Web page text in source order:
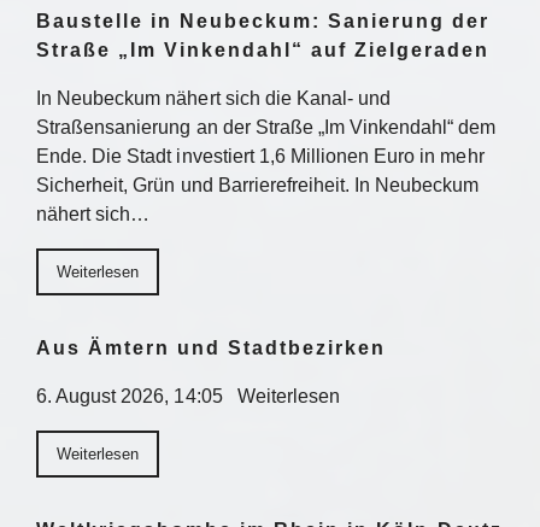
Baustelle in Neubeckum: Sanierung der
Straße „Im Vinkendahl“ auf Zielgeraden
In Neubeckum nähert sich die Kanal- und
Straßensanierung an der Straße „Im Vinkendahl“ dem
Ende. Die Stadt investiert 1,6 Millionen Euro in mehr
Sicherheit, Grün und Barrierefreiheit. In Neubeckum
nähert sich…
Weiterlesen
Aus Ämtern und Stadtbezirken
6. August 2026, 14:05 Weiterlesen
Weiterlesen